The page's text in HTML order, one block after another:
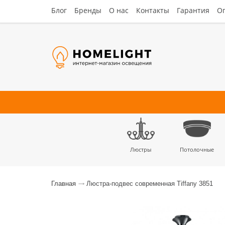
Блог Бренды О нас Контакты Гарантия
Люстры Потолочные
Главная Люстра-подвес современная Tiffany 3851